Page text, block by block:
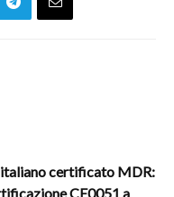
certificato MDR:
CE0051 a